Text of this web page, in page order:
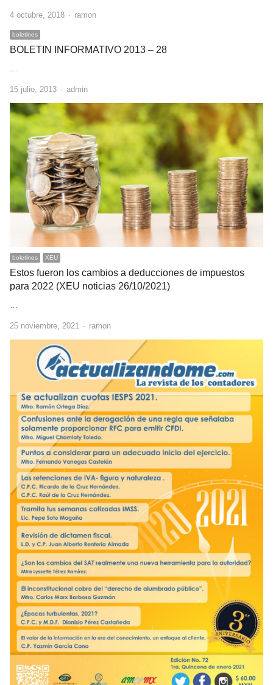
4 octubre, 2018 Author
ramon
boletines
BOLETIN INFORMATIVO 2013 – 28
…
15 julio, 2013 Author
admin
boletines XEU
Estos fueron los cambios a deducciones de impuestos
para 2022 (XEU noticias 26/10/2021)
…
25 noviembre, 2021 Author
ramon